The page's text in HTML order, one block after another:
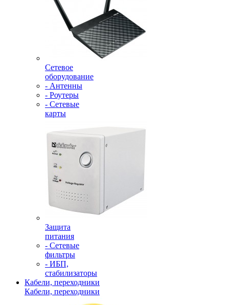
Сетевое
оборудование
- Антенны
- Роутеры
- Сетевые
карты
Защита
питания
- Сетевые
фильтры
- ИБП,
стабилизаторы
Кабели, переходники
Кабели, переходники